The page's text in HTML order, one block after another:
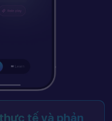
tế và phản